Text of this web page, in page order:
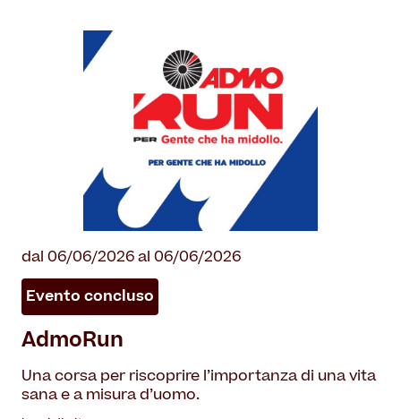
dal 06/06/2026 al 06/06/2026
Evento concluso
AdmoRun
Una corsa per riscoprire l’importanza di una vita
sana e a misura d’uomo.